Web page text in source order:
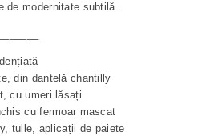
de modernitate subtilă.
din dantelă chantilly
cu umeri lăsați
cu fermoar mascat
tulle, aplicații de paiete